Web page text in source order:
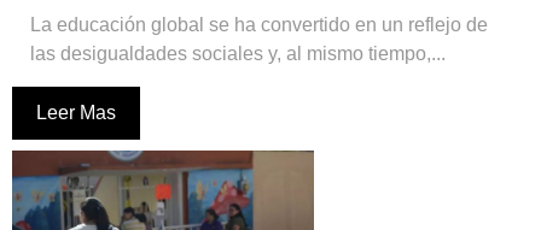
La educación global se ha convertido en un reflejo de
las desigualdades sociales y, al mismo tiempo,...
Leer Mas